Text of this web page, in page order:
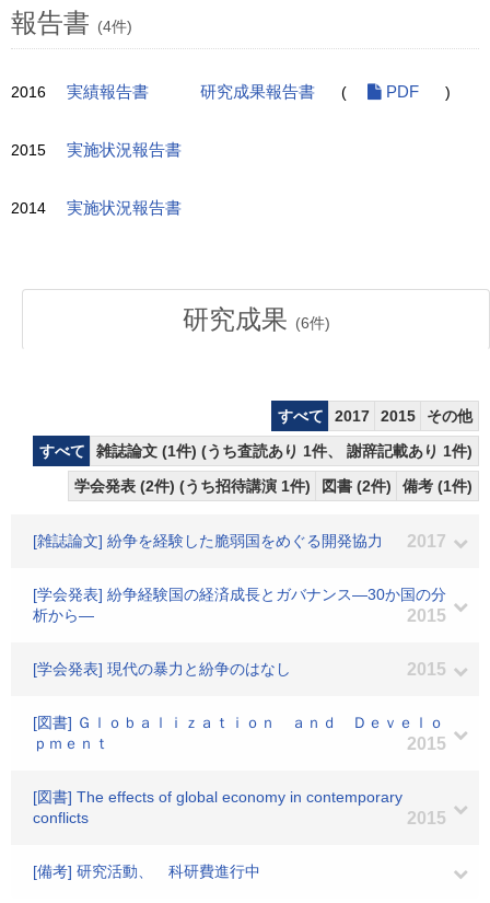
報告書 (4件)
2016 実績報告書 研究成果報告書 ( PDF )
2015 実施状況報告書
2014 実施状況報告書
研究成果 (6件)
すべて 2017 2015
その他
すべて
雑誌論文 (1件) (うち査読あり 1件、 謝辞記載あり 1件)
学会発表 (2件) (うち招待講演 1件)
図書 (2件) 備考 (1件)
[雑誌論文] 紛争を経験した脆弱国をめぐる開発協力 2017
[学会発表] 紛争経験国の経済成長とガバナンス―30か国の分
析から―
2015
[学会発表] 現代の暴力と紛争のはなし 2015
[図書] Ｇｌｏｂａｌｉｚａｔｉｏｎ ａｎｄ Ｄｅｖｅｌｏ
ｐｍｅｎｔ
2015
[図書] The effects of global economy in contemporary
conflicts
2015
[備考] 研究活動、 科研費進行中